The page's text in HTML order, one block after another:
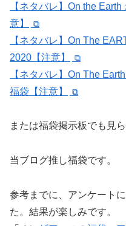
【ネタバレ】On the
意】
【ネタバレ】On The
2020【注意】
【ネタバレ】On The
福袋【注意】
または福袋掲示板でも見ら
当ブログ推し福袋です。
参考までに、アンケート
た。結果が楽しみです。